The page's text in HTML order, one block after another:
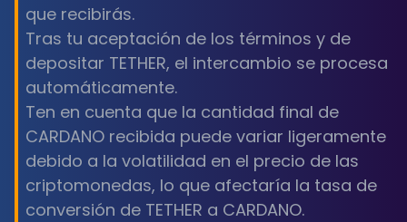
que recibirás.
Tras tu aceptación de los términos y de
depositar TETHER, el intercambio se procesa
automáticamente.
Ten en cuenta que la cantidad final de
CARDANO recibida puede variar ligeramente
debido a la volatilidad en el precio de las
criptomonedas, lo que afectaría la tasa de
conversión de TETHER a CARDANO.